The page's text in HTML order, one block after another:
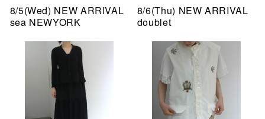
8/5(Wed) NEW ARRIVAL
sea NEWYORK
8/6(Thu) NEW ARRIVAL
doublet